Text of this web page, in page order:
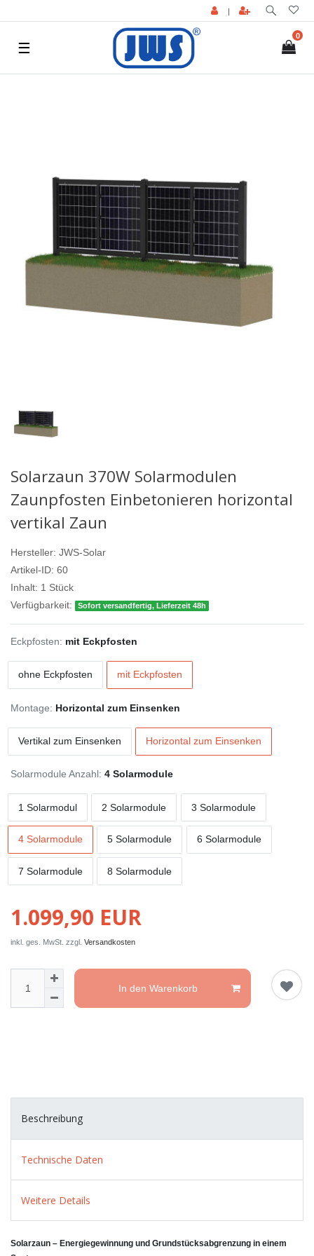
|
0
☰
Solarzaun 370W Solarmodulen
Zaunpfosten Einbetonieren horizontal
vertikal Zaun
Hersteller: JWS-Solar
Artikel-ID: 60
Inhalt: 1 Stück
Verfügbarkeit:
Sofort versandfertig, Lieferzeit 48h
Eckpfosten: mit Eckpfosten
ohne Eckpfosten mit Eckpfosten
Montage: Horizontal zum Einsenken
Vertikal zum Einsenken Horizontal zum Einsenken
Solarmodule Anzahl: 4 Solarmodule
1 Solarmodul 2 Solarmodule 3 Solarmodule
4 Solarmodule 5 Solarmodule 6 Solarmodule
7 Solarmodule 8 Solarmodule
1.099,90 EUR
inkl. ges. MwSt. zzgl. Versandkosten
In den Warenkorb
Beschreibung
Technische Daten
Weitere Details
Solarzaun – Energiegewinnung und Grundstücksabgrenzung in einem